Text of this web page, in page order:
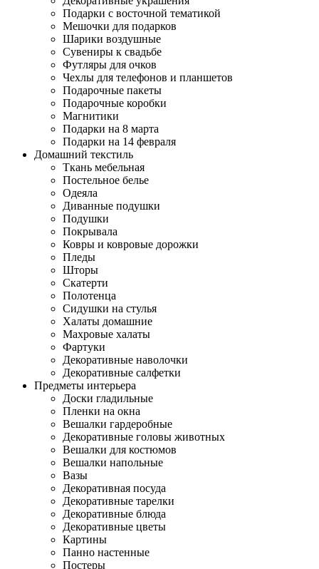
Подарки с восточной тематикой
Мешочки для подарков
Шарики воздушные
Сувениры к свадьбе
Футляры для очков
Чехлы для телефонов и планшетов
Подарочные пакеты
Подарочные коробки
Магнитики
Подарки на 8 марта
Подарки на 14 февраля
Домашний текстиль
Ткань мебельная
Постельное белье
Одеяла
Диванные подушки
Подушки
Покрывала
Ковры и ковровые дорожки
Пледы
Шторы
Скатерти
Полотенца
Сидушки на стулья
Халаты домашние
Махровые халаты
Фартуки
Декоративные наволочки
Декоративные салфетки
Предметы интерьера
Доски гладильные
Пленки на окна
Вешалки гардеробные
Декоративные головы животных
Вешалки для костюмов
Вешалки напольные
Вазы
Декоративная посуда
Декоративные тарелки
Декоративные блюда
Декоративные цветы
Картины
Панно настенные
Постеры